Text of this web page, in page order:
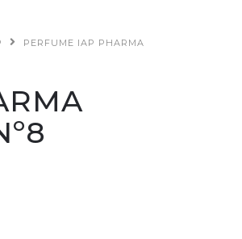
PERFUME IAP PHARMA